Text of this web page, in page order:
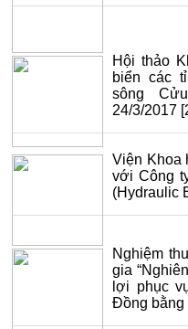
Hội thảo
biển các
sông
24/3/2017
Viện Khoa
với Công
(Hydraulic
Nghiệm
gia
lợi phục
Đồng bằng